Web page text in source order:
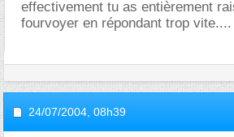
effectivement tu as entièrement
fourvoyer en répondant trop vite....
24/07/2004, 08h39